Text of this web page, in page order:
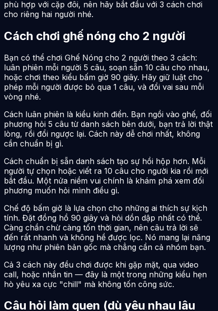
phù hợp với cặp đôi, nên hãy bắt đầu với 3 cách chơi
cho riêng hai người nhé.
Cách chơi ghế nóng cho 2 người
Bạn có thể chơi Ghế Nóng cho 2 người theo 3 cách:
luân phiên mỗi người 5 câu, soạn sẵn 10 câu cho nhau,
hoặc chơi theo kiểu bấm giờ 90 giây. Hãy giữ luật cho
phép mỗi người được bỏ qua 1 câu, và đổi vai sau mỗi
vòng nhé.
Cách luân phiên là kiểu kinh điển. Bạn ngồi vào ghế, đối
phương hỏi 5 câu từ danh sách bên dưới, bạn trả lời thật
lòng, rồi đổi ngược lại. Cách này dễ chơi nhất, không
cần chuẩn bị gì.
Cách chuẩn bị sẵn danh sách tạo sự hồi hộp hơn. Mỗi
người tự chọn hoặc viết ra 10 câu cho người kia rồi mới
bắt đầu. Một nửa niềm vui chính là khám phá xem đối
phương muốn hỏi mình điều gì.
Chế độ bấm giờ là lựa chọn cho những ai thích sự kịch
tính. Đặt đồng hồ 90 giây và hỏi dồn dập nhất có thể.
Càng chần chừ càng tốn thời gian, nên câu trả lời sẽ
đến rất nhanh và không hề được lọc. Nó mang lại năng
lượng như phiên bản gốc mà chẳng cần cả nhóm bạn.
Cả 3 cách này đều chơi được khi gặp mặt, qua video
call, hoặc nhắn tin — đây là một trong những kiểu hẹn
hò yêu xa cực "chill" mà không tốn công sức.
Câu hỏi làm quen (dù yêu nhau lâu